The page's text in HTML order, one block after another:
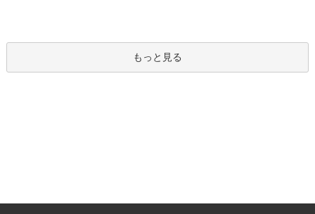
もっと見る